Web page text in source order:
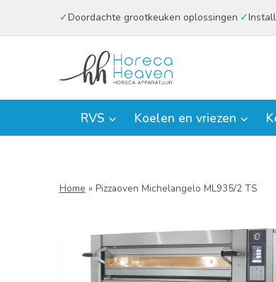
Doordachte grootkeuken oplossingen
RVS Koelen en vriezen
Home » Pizzaoven Michelangelo ML935/2 TS